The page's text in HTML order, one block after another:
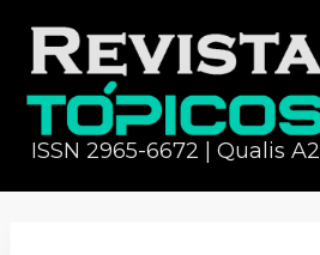
ISSN 2965-6672 | Qualis A2